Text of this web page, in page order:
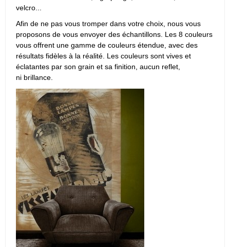
velcro...
Afin de ne pas vous tromper dans votre choix, nous vous
proposons de vous envoyer des échantillons. Les 8 couleurs
vous offrent une gamme de couleurs étendue, avec des
résultats fidèles à la réalité. Les couleurs sont vives et
éclatantes par son grain et sa finition, aucun reflet,
ni brillance.